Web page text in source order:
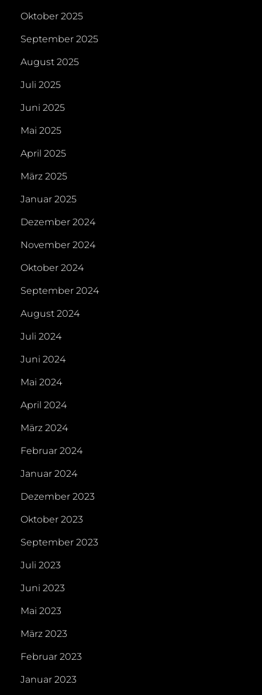
Oktober 2025
September 2025
August 2025
Juli 2025
Juni 2025
Mai 2025
April 2025
März 2025
Januar 2025
Dezember 2024
November 2024
Oktober 2024
September 2024
August 2024
Juli 2024
Juni 2024
Mai 2024
April 2024
März 2024
Februar 2024
Januar 2024
Dezember 2023
Oktober 2023
September 2023
Juli 2023
Juni 2023
Mai 2023
März 2023
Februar 2023
Januar 2023